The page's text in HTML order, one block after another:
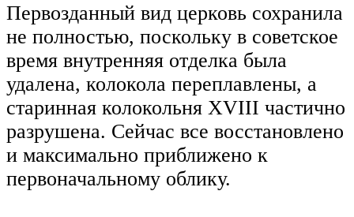
Первозданный вид церковь сохранила
не полностью, поскольку в советское
время внутренняя отделка была
удалена, колокола переплавлены, а
старинная колокольня XVIII частично
разрушена. Сейчас все восстановлено
и максимально приближено к
первоначальному облику.